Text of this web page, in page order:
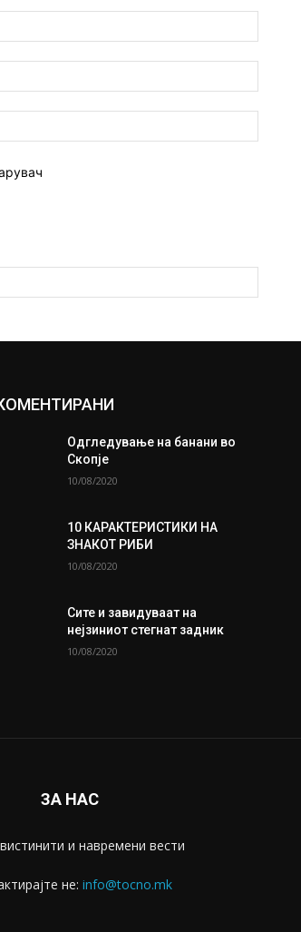
страна:
Одгледување на банани во
Скопје
10/08/2020
10 КАРАКТЕРИСТИКИ НА
ЗНАКОТ РИБИ
10/08/2020
Сите и завидуваат на
нејзиниот стегнат задник
10/08/2020
ЗА НАС
и навремени вести
не: info@tocno.mk